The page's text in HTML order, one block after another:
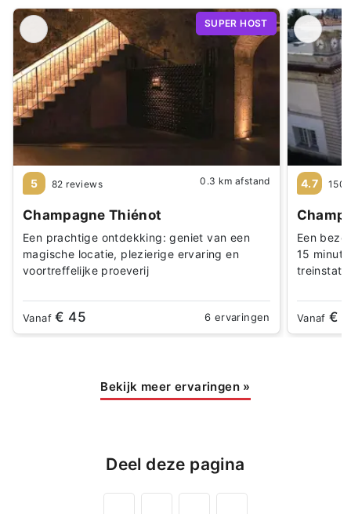
SUPER HOST
5 82 reviews 0.3 km afstand
Champagne Thiénot
Een prachtige ontdekking: geniet van een
magische locatie, plezierige ervaring en
voortreffelijke proeverij
Vanaf€ 45 6 ervaringen
4.7
Een
15
Vanaf€
Bekijk meer ervaringen »
Deel deze pagina